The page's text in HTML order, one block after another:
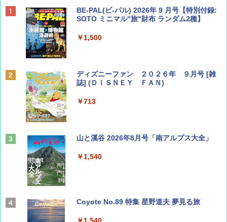
BE-PAL(ビ-パル) 2026年 9 月号【特別付録:
SOTO ミニマル"旅"財布 ランダム2種】
￥1,500
ディズニーファン ２０２６年 ９月号 [雑
誌] (ＤＩＳＮＥＹ ＦＡＮ)
￥713
山と溪谷 2026年8月号「南アルプス大全」
￥1,540
Coyote No.89 特集 星野道夫 夢見る旅